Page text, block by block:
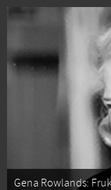
Gena Rowlands: